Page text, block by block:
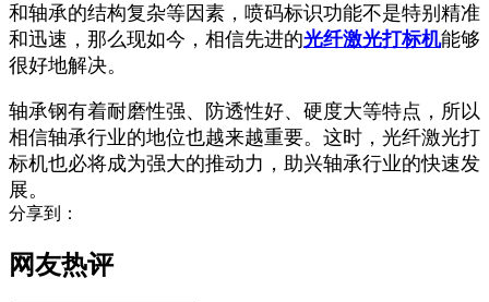
和轴承的结构复杂等因素，喷码标识功能不是特别精准
和迅速，那么现如今，相信先进的光纤激光打标机能够
很好地解决。
轴承钢有着耐磨性强、防透性好、硬度大等特点，所以
相信轴承行业的地位也越来越重要。这时，光纤激光打
标机也必将成为强大的推动力，助兴轴承行业的快速发
展。
分享到：
网友热评